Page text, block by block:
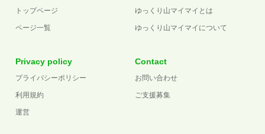
トップページ
ページ一覧
ゆっくり山マイマイとは
ゆっくり山マイマイについて
Privacy policy
プライバシーポリシー
利用規約
運営
Contact
お問い合わせ
ご支援募集